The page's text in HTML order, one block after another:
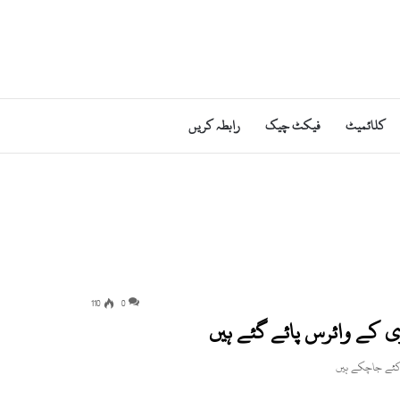
کلائمیٹ فیکٹ چیک رابطہ کریں
0
110
کے وائرس پائے گئے ہیں
جاچکے ہیں